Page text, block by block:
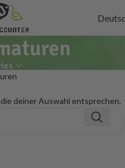
deiner Auswahl entsprechen.